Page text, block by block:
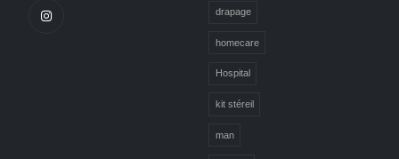
drapage
homecare
Hospital
kit stéreil
man